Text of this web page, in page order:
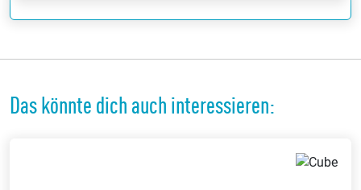
Das könnte dich auch interessieren: